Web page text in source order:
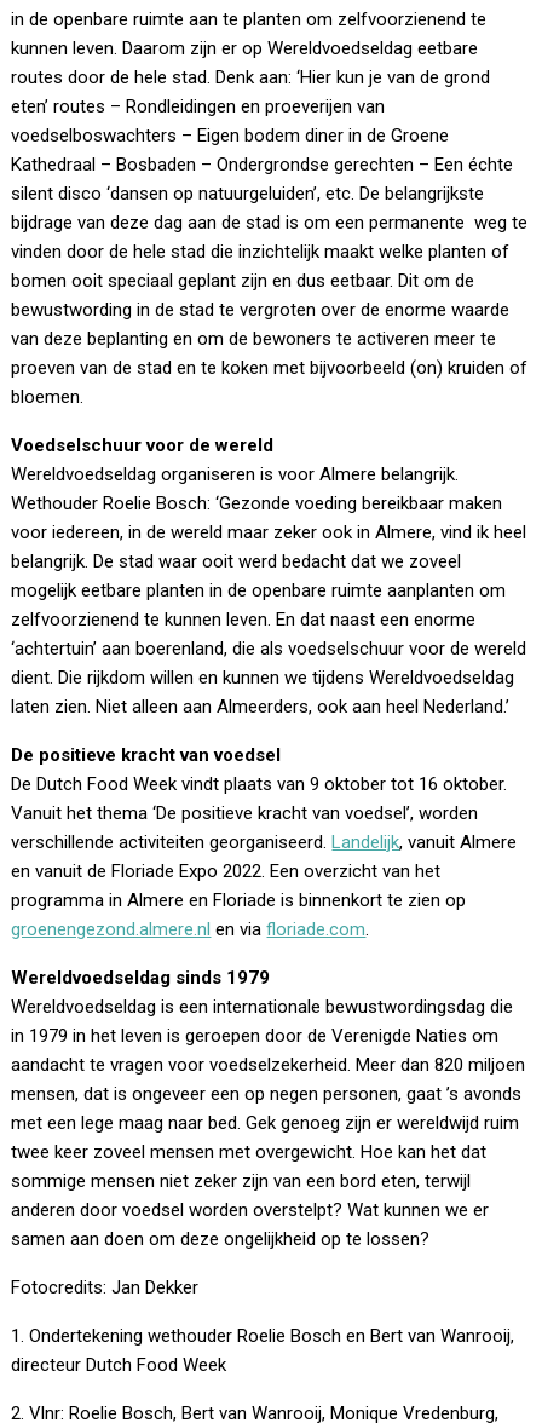
in de openbare ruimte aan te planten om zelfvoorzienend te
kunnen leven. Daarom zijn er op Wereldvoedseldag eetbare
routes door de hele stad. Denk aan: ‘Hier kun je van de grond
eten’ routes – Rondleidingen en proeverijen van
voedselboswachters – Eigen bodem diner in de Groene
Kathedraal – Bosbaden – Ondergrondse gerechten – Een échte
silent disco ‘dansen op natuurgeluiden’, etc. De belangrijkste
bijdrage van deze dag aan de stad is om een permanente weg te
vinden door de hele stad die inzichtelijk maakt welke planten of
bomen ooit speciaal geplant zijn en dus eetbaar. Dit om de
bewustwording in de stad te vergroten over de enorme waarde
van deze beplanting en om de bewoners te activeren meer te
proeven van de stad en te koken met bijvoorbeeld (on) kruiden of
bloemen.
Voedselschuur voor de wereld
Wereldvoedseldag organiseren is voor Almere belangrijk.
Wethouder Roelie Bosch: ‘Gezonde voeding bereikbaar maken
voor iedereen, in de wereld maar zeker ook in Almere, vind ik heel
belangrijk. De stad waar ooit werd bedacht dat we zoveel
mogelijk eetbare planten in de openbare ruimte aanplanten om
zelfvoorzienend te kunnen leven. En dat naast een enorme
‘achtertuin’ aan boerenland, die als voedselschuur voor de wereld
dient. Die rijkdom willen en kunnen we tijdens Wereldvoedseldag
laten zien. Niet alleen aan Almeerders, ook aan heel Nederland.’
De positieve kracht van voedsel
De Dutch Food Week vindt plaats van 9 oktober tot 16 oktober.
Vanuit het thema ‘De positieve kracht van voedsel’, worden
verschillende activiteiten georganiseerd.Landelijk, vanuit Almere
en vanuit de Floriade Expo 2022. Een overzicht van het
programma in Almere en Floriade is binnenkort te zien op
groenengezond.almere.nl en viafloriade.com.
Wereldvoedseldag sinds 1979
Wereldvoedseldag is een internationale bewustwordingsdag die
in 1979 in het leven is geroepen door de Verenigde Naties om
aandacht te vragen voor voedselzekerheid. Meer dan 820 miljoen
mensen, dat is ongeveer een op negen personen, gaat ’s avonds
met een lege maag naar bed. Gek genoeg zijn er wereldwijd ruim
twee keer zoveel mensen met overgewicht. Hoe kan het dat
sommige mensen niet zeker zijn van een bord eten, terwijl
anderen door voedsel worden overstelpt? Wat kunnen we er
samen aan doen om deze ongelijkheid op te lossen?
Fotocredits: Jan Dekker
1. Ondertekening wethouder Roelie Bosch en Bert van Wanrooij,
directeur Dutch Food Week
2. Vlnr: Roelie Bosch, Bert van Wanrooij, Monique Vredenburg,